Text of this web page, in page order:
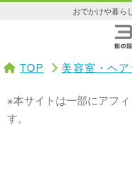
おでかけや暮ら
TOP 美容室・ヘ
※本サイトは一部にアフ
す。